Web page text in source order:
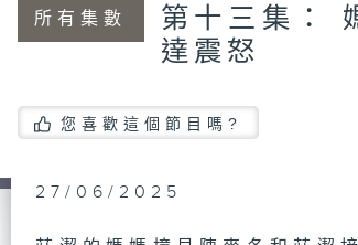
所有集數
第十三集：
達震怒
您喜歡這個節目嗎?
27/06/2025